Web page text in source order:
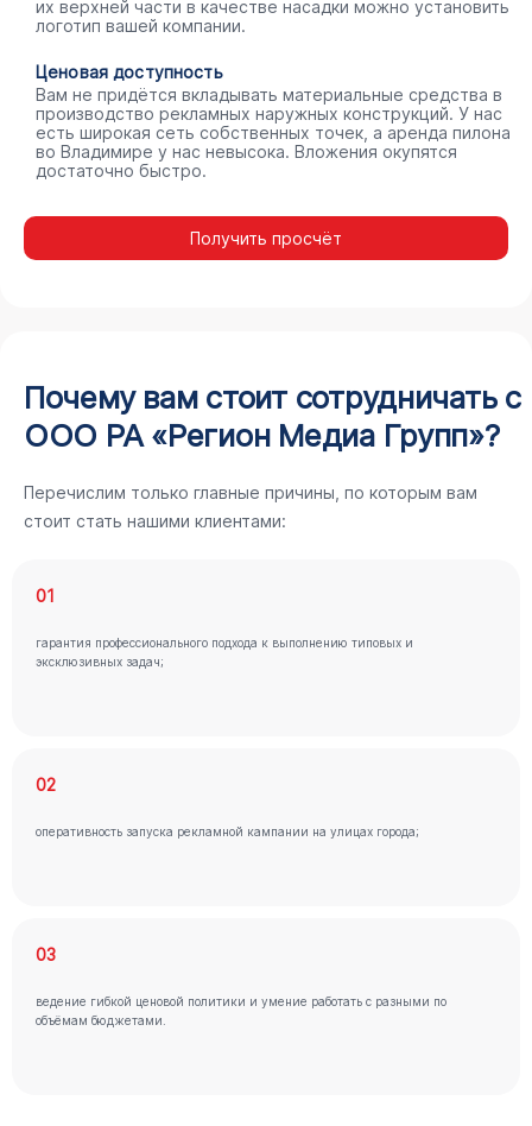
их верхней части в качестве насадки можно установить
логотип вашей компании.
Ценовая доступность
Вам не придётся вкладывать материальные средства в
производство рекламных наружных конструкций. У нас
есть широкая сеть собственных точек, а аренда пилона
во Владимире у нас невысока. Вложения окупятся
достаточно быстро.
Получить просчёт
Почему вам стоит сотрудничать с
ООО РА «Регион Медиа Групп»?
Перечислим только главные причины, по которым вам
стоит стать нашими клиентами:
01
гарантия профессионального подхода к выполнению типовых и
эксклюзивных задач;
02
оперативность запуска рекламной кампании на улицах города;
03
ведение гибкой ценовой политики и умение работать с разными по
объёмам бюджетами.